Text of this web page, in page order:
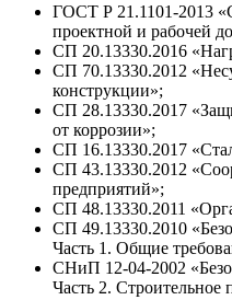
ГОСТ Р 21.1101-2013
проектной и рабочей
СП 20.13330.2016
СП 70.13330.2012
конструкции»;
СП 28.13330.2017
от коррозии»;
СП 16.13330.2017
СП 43.13330.2012
предприятий»;
СП 48.13330.2011
СП 49.13330.2010
Часть 1. Общие
СНиП 12-04-2002
Часть 2. Строительное